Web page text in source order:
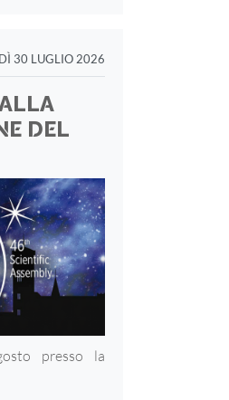
30 LUGLIO 2026
DEL
presso la